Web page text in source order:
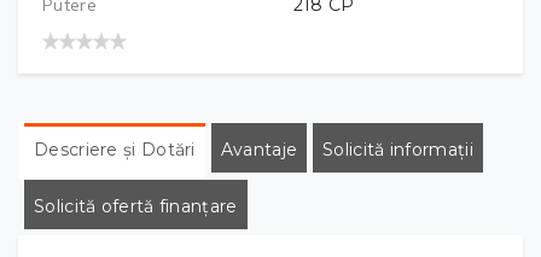
Putere
218 CP
Descriere și Dotări Avantaje Solicită informații
Solicită ofertă finanțare